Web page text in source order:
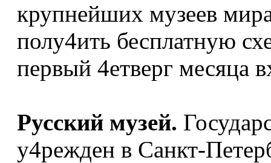
крупнейших музеев
полу4ить бесплатную
первый 4етверг месяца
Русский музей.
у4режден в Санкт-